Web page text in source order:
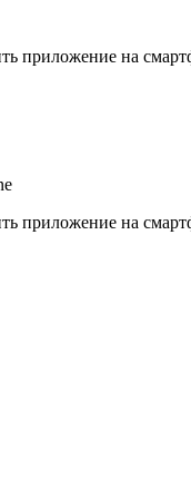
приложение на
приложение на